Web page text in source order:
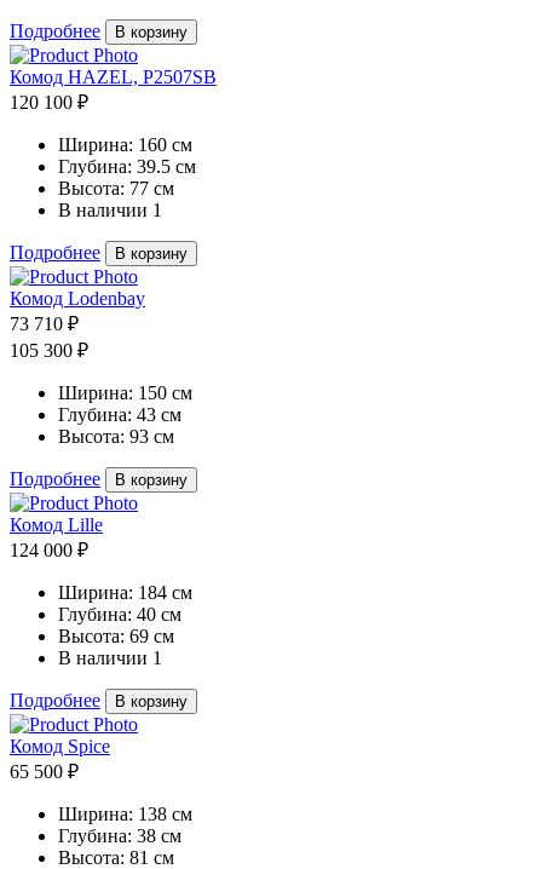
Подробнее В корзину
Комод HAZEL, P2507SB
120 100 ₽
Ширина: 160 см
Глубина: 39.5 см
Высота: 77 см
В наличии 1
Подробнее В корзину
Комод Lodenbay
73 710 ₽
105 300 ₽
Ширина: 150 см
Глубина: 43 см
Высота: 93 см
Подробнее В корзину
Комод Lille
124 000 ₽
Ширина: 184 см
Глубина: 40 см
Высота: 69 см
В наличии 1
Подробнее В корзину
Комод Spice
65 500 ₽
Ширина: 138 см
Глубина: 38 см
Высота: 81 см